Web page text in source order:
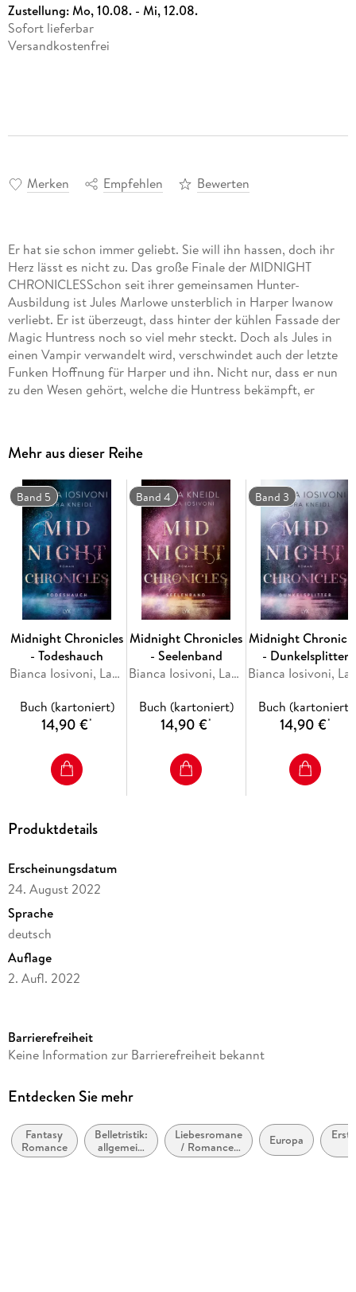
Zustellung:Mo, 10.08. - Mi, 12.08.
Sofort lieferbar
Versandkostenfrei
Merken Empfehlen Bewerten
Er hat sie schon immer geliebt. Sie will ihn hassen, doch ihr
Herz lässt es nicht zu. Das große Finale der MIDNIGHT
CHRONICLESSchon seit ihrer gemeinsamen Hunter-
Ausbildung ist Jules Marlowe unsterblich in Harper Iwanow
verliebt. Er ist überzeugt, dass hinter der kühlen Fassade der
Magic Huntress noch so viel mehr steckt. Doch als Jules in
einen Vampir verwandelt wird, verschwindet auch der letzte
Funken Hoffnung für Harper und ihn. Nicht nur, dass er nun
zu den Wesen gehört, welche die Huntress bekämpft, er
vor sich keinen blutrünstigen Vampir, sondern nur den Mann,
der ihr Herz gefährlich schnell schlagen lässt . . ."Habe ich
das Buch verschlungen? Ja. Brauche ich unbedingt den
sechsten Band? Ja! Ich bin wirklich ein großer Fan der Reihe!"
MARYBOOKSWORLD über TODESHAUCHNACHTSCHWUR
erzählt die Geschichte von Harper und Jules. Band 6 der
New-Adult-Fantasy-Reihe von Laura Kneidl und Bianca
Iosivoni
Mehr aus dieser Reihe
Band 5
Midnight Chronicles
- Todeshauch
Bianca Iosivoni, Laura Kneidl
Buch (kartoniert)
14,90 €*
Band 4
Midnight Chronicles
- Seelenband
Bianca Iosivoni, Laura Kneidl
Buch (kartoniert)
14,90 €*
Band 3
Midnight
- Dunkelsplitter
Buch (kartoniert)
14,90 €*
Produktdetails
Erscheinungsdatum
24. August 2022
Sprache
deutsch
Auflage
2. Aufl. 2022
Altersempfehlung
Reihe
Autor/Autorin
Bianca Iosivoni, Laura Kneidl
Barrierefreiheit
Keine Information zur Barrierefreiheit bekannt
Entdecken Sie mehr
Fantasy
Romance
Belletristik:
allgemein
und
Liebesromane
/ Romance:
Romantasy,
Europa